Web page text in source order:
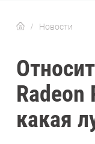
Новости
Radeon
какая